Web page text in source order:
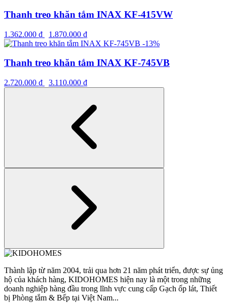
Thanh treo khăn tắm INAX KF-415VW
1.362.000 ₫ 1.870.000 ₫
-13%
Thanh treo khăn tắm INAX KF-745VB
2.720.000 ₫ 3.110.000 ₫
Thành lập từ năm 2004, trải qua hơn 21 năm phát triển, được sự ủng
hộ của khách hàng, KIDOHOMES hiện nay là một trong những
doanh nghiệp hàng đầu trong lĩnh vực cung cấp Gạch ốp lát, Thiết
bị Phòng tắm & Bếp tại Việt Nam...